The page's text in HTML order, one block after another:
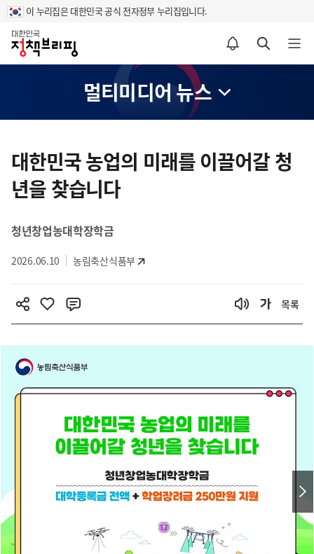
이 누리집은 대한민국 공식 전자정부 누리집입니다.
홈
알림설정 바로가기 검색 바로가기 메뉴 열기
멀티미디어 뉴스
텐
츠
영
대한민국 농업의 미래를 이끌어갈 청
년을 찾습니다
청년창업농대학장학금
2026.06.10 농림축산식품부
목록